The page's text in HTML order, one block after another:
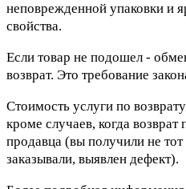
неповрежденной упаковки и
свойства.
Если товар не подошел -
возврат. Это требование
Стоимость услуги по
кроме случаев, когда возврат
продавца (вы получили не
заказывали, выявлен дефект).